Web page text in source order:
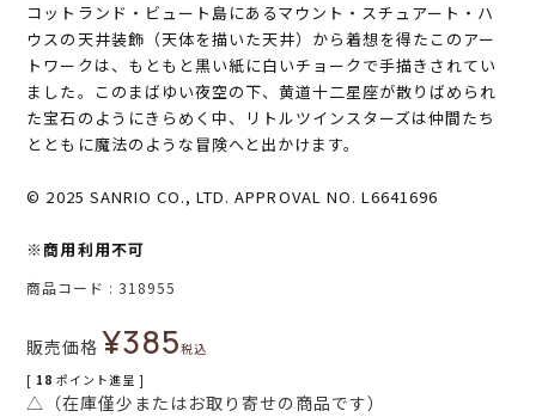
コットランド・ビュート島にあるマウント・スチュアート・ハ
ウスの天井装飾（天体を描いた天井）から着想を得たこのアー
トワークは、もともと黒い紙に白いチョークで手描きされてい
ました。このまばゆい夜空の下、黄道十二星座が散りばめられ
た宝石のようにきらめく中、リトルツインスターズは仲間たち
とともに魔法のような冒険へと出かけます。
© 2025 SANRIO CO., LTD. APPROVAL NO. L6641696
※商用利用不可
商品コード 318955
販売価格 ¥385税込
[ 18 ポイント進呈 ]
△（在庫僅少またはお取り寄せの商品です）